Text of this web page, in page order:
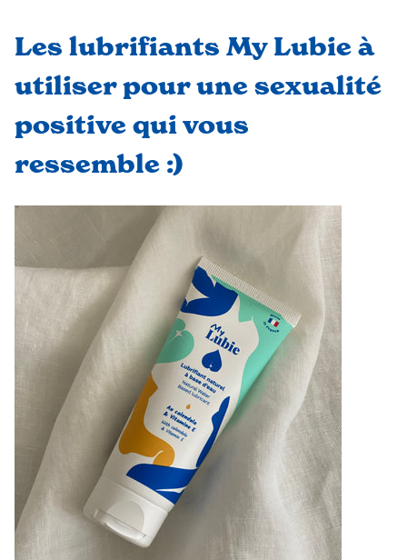
Les lubrifiants My Lubie à
utiliser pour une sexualité
positive qui vous
ressemble :)